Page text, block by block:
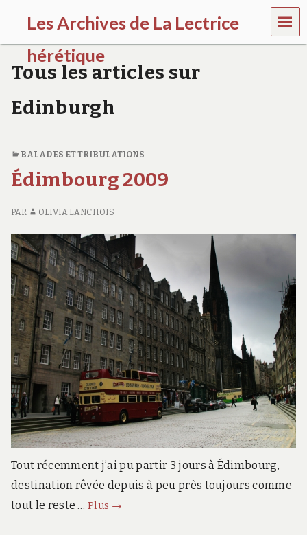
Les Archives de La Lectrice
hérétique
(
0
-
2
0
2
)
MEN
U
Tous les articles sur
Edinburgh
BALADES ET TRIBULATIONS
Édimbourg 2009
PAR OLIVIA LANCHOIS
Tout récemment j’ai pu partir 3 jours à Édimbourg,
destination rêvée depuis à peu près toujours comme
tout le reste …Plus Édimbourg
→